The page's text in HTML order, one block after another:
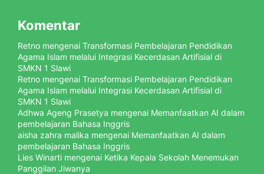
Komentar
Retno mengenai Transformasi Pembelajaran Pendidikan
Agama Islam melalui Integrasi Kecerdasan Artifisial di
SMKN 1 Slawi
Retno mengenai Transformasi Pembelajaran Pendidikan
Agama Islam melalui Integrasi Kecerdasan Artifisial di
SMKN 1 Slawi
Adhwa Ageng Prasetya mengenai Memanfaatkan AI dalam
pembelajaran Bahasa Inggris
aisha zahra malika mengenai Memanfaatkan AI dalam
pembelajaran Bahasa Inggris
Lies Winarti mengenai Ketika Kepala Sekolah Menemukan
Panggilan Jiwanya